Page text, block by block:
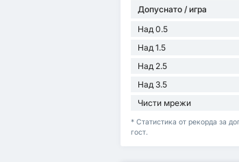
Допуснато / игра
Над 0.5
Над 1.5
Над 2.5
Над 3.5
Чисти мрежи
* Статистика от рекорда за
гост.